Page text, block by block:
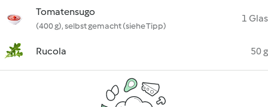
Tomatensugo
(400 g), selbst gemacht (siehe Tipp)
1 Glas
Rucola 50 g